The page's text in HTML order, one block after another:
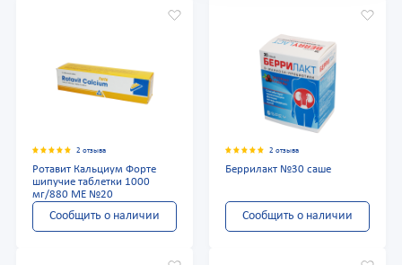
2 отзыва
Ротавит Кальциум Форте
шипучие таблетки 1000
мг/880 МЕ №20
Сообщить о наличии
2 отзыва
Беррилакт №30 саше
Сообщить о наличии